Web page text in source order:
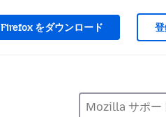
Firefox をダウンロード